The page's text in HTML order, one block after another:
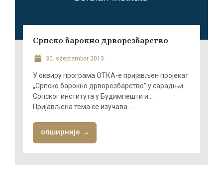
Српско барокно дрворезбарство
30. szeptember 2013.
У оквиру програма ОТКА-е пријављен пројекат
„Српско барокно дрворезбарство” у сарадњи
Српског института у Будимпешти и…
Пријављена тема се изучава ...
опширније →